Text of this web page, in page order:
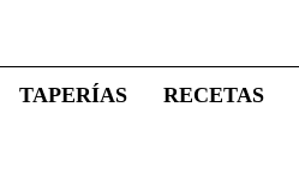
TAPERÍAS RECETAS